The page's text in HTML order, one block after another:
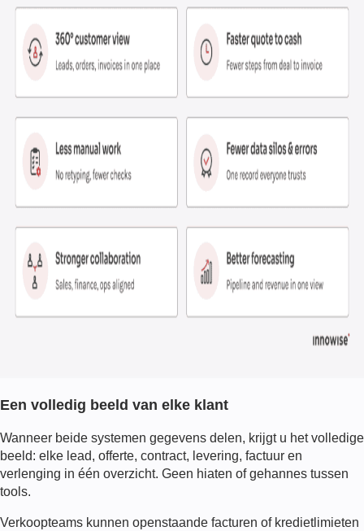
Een volledig beeld van elke klant
Wanneer beide systemen gegevens delen, krijgt u het volledige
beeld: elke lead, offerte, contract, levering, factuur en
verlenging in één overzicht. Geen hiaten of gehannes tussen
tools.
Verkoopteams kunnen openstaande facturen of kredietlimieten